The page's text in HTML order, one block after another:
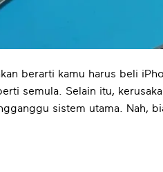
berarti kamu harus beli
semula. Selain itu,
sistem utama. Nah,